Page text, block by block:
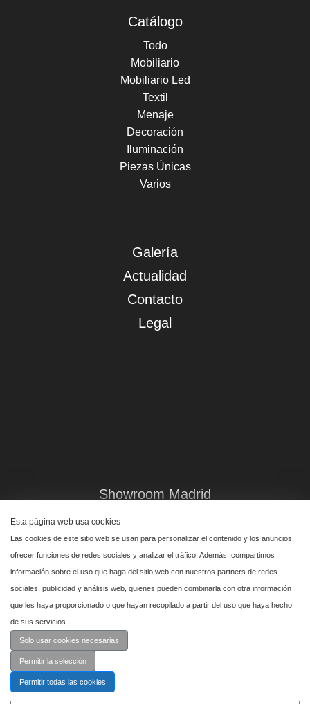
↑
Catálogo
Todo
Mobiliario
Mobiliario Led
Textil
Menaje
Decoración
Iluminación
Piezas Únicas
Varios
Galería
Actualidad
Contacto
Legal
Showroom Madrid
Plaza de Canalejas 6, 4 izq
Centro, 28014 Madrid
Showroom Marbella
Polígono Industrial de San Pedro de Alcántara,
calle Reino Unido, primera planta nave 24, 29670 Marbella
Esta página web usa cookies
Las cookies de este sitio web se usan para personalizar el contenido y los anuncios,
ofrecer funciones de redes sociales y analizar el tráfico. Además, compartimos
información sobre el uso que haga del sitio web con nuestros partners de redes
sociales, publicidad y análisis web, quienes pueden combinarla con otra información
que les haya proporcionado o que hayan recopilado a partir del uso que haya hecho
de sus servicios
Solo usar cookies necesarias
Permitir la selección
Permitir todas las cookies